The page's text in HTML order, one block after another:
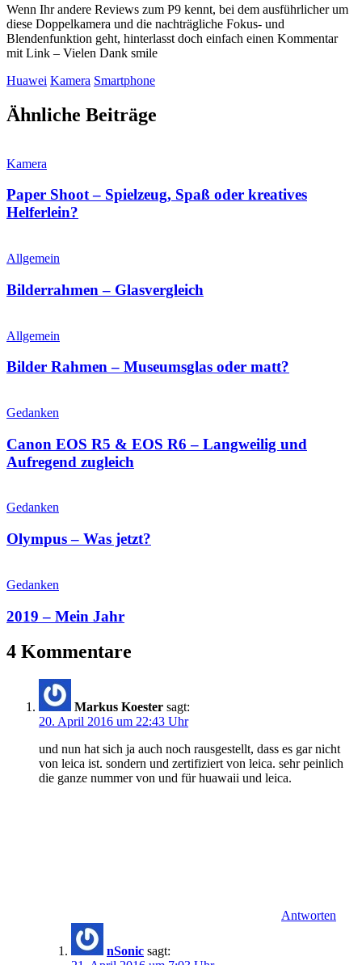
Wenn Ihr andere Reviews zum P9 kennt, bei dem ausführlicher um
diese Doppelkamera und die nachträgliche Fokus- und
Blendenfunktion geht, hinterlasst doch einfach einen Kommentar
mit Link – Vielen Dank smile
Huawei Kamera Smartphone
Ähnliche Beiträge
Kamera
Paper Shoot – Spielzeug, Spaß oder kreatives
Helferlein?
Allgemein
Bilderrahmen – Glasvergleich
Allgemein
Bilder Rahmen – Museumsglas oder matt?
Gedanken
Canon EOS R5 & EOS R6 – Langweilig und
Aufregend zugleich
Gedanken
Olympus – Was jetzt?
Gedanken
2019 – Mein Jahr
4 Kommentare
Markus Koester sagt:
20. April 2016 um 22:43 Uhr
und nun hat sich ja auch noch rausgestellt, dass es gar nicht
von leica ist. sondern und zertifiziert von leica. sehr peinlich
die ganze nummer von und für huawaii und leica.
Antworten
nSonic sagt: